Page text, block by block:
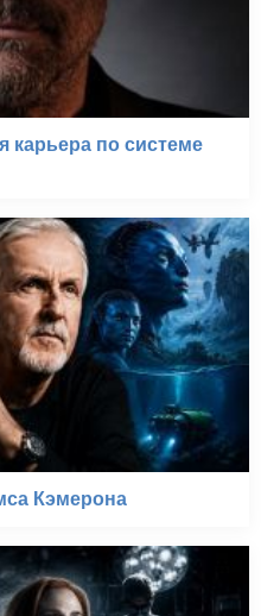
карьера по системе
Кэмерона